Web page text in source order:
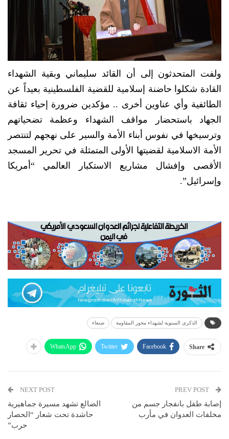
ولفت المتحدثون إلى أن القائد سليماني وبقية الشهداء
القادة شكلوا حاضنة إسلامية للقضية الفلسطينية بعيداً عن
الطائفية وأي عناوين أخرى .. مؤكدين ضرورة إحياء ثقافة
الجهاد باستحضار مواقف الشهداء وعظمة تضحياتهم
وترسيخها في نفوس أبناء الأمة والسير على نهجهم لتنتصر
الأمة الاسلامية لقضيتها الأولى المتمثلة في تحرير المسجد
الأقصى وإفشال مشاريع الاستكبار العالمي “أمريكا
وإسرائيل”.
الذكرى السنوية لشهداء محور المقاومة صنعاء
Share
Facebook
Twitter
WhatsApp
إصابة طفل بانفجار جسم من
مخلفات العدوان في مأرب
NEXT POST
الضالع تشهد مسيرة جماهيرية
حاشدة تحت شعار “الحصار
حرب”